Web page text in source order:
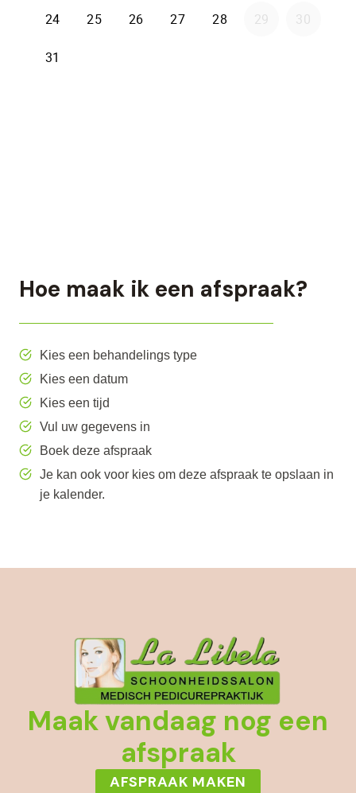
Hoe maak ik een afspraak?
Kies een behandelings type
Kies een datum
Kies een tijd
Vul uw gegevens in
Boek deze afspraak
Je kan ook voor kies om deze afspraak te opslaan in
je kalender.
Maak vandaag nog een
afspraak
AFSPRAAK MAKEN